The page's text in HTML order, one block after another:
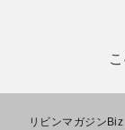
リビンマガジンBiz